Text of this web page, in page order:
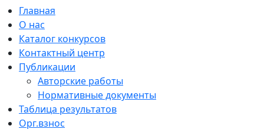
Главная
О нас
Каталог конкурсов
Контактный центр
Публикации
Авторские работы
Нормативные документы
Таблица результатов
Орг.взнос